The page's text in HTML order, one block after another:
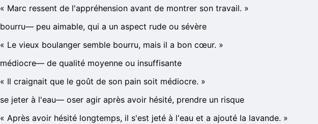
« Marc ressent de l'appréhension avant de montrer son travail. »
bourru— peu aimable, qui a un aspect rude ou sévère
« Le vieux boulanger semble bourru, mais il a bon cœur. »
médiocre— de qualité moyenne ou insuffisante
« Il craignait que le goût de son pain soit médiocre. »
se jeter à l'eau— oser agir après avoir hésité, prendre un risque
« Après avoir hésité longtemps, il s'est jeté à l'eau et a ajouté la lavande. »